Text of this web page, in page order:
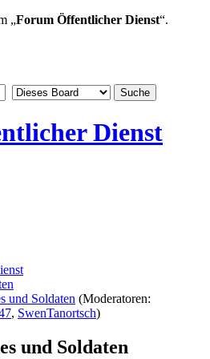
„Forum Öffentlicher Dienst“.
und Soldaten (Moderatoren:
, SwenTanortsch)
und Soldaten